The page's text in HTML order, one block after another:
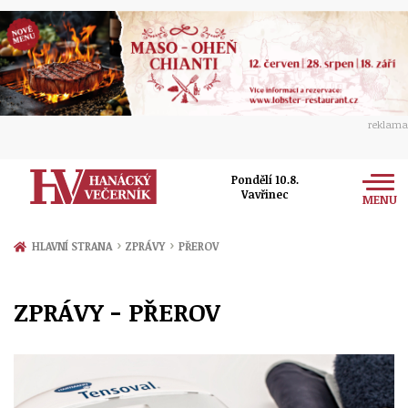
reklama
Pondělí 10.8.
Vavřinec
MENU
Zprávy
Přerov
Politika
Kultura
Ženy
Sport
HLAVNÍ STRANA › ZPRÁVY › PŘEROV
ZPRÁVY - PŘEROV